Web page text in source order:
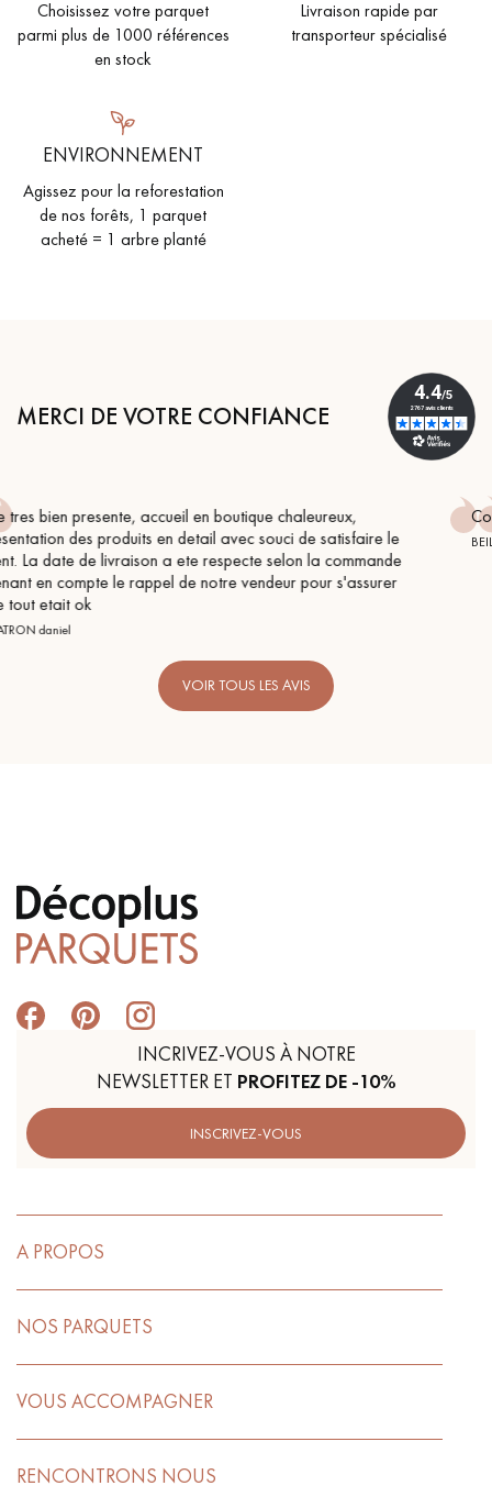
Choisissez votre parquet
parmi plus de 1000 références
en stock
Livraison rapide par
transporteur spécialisé
ENVIRONNEMENT
Agissez pour la reforestation
de nos forêts, 1 parquet
acheté = 1 arbre planté
MERCI DE VOTRE CONFIANCE
le
Conseil parfait, échanges fluides. Je recommande
BEILE FRANCK
VOIR TOUS LES AVIS
INCRIVEZ-VOUS À NOTRE
NEWSLETTER ET PROFITEZ DE -10%
INSCRIVEZ-VOUS
A PROPOS
NOS PARQUETS
VOUS ACCOMPAGNER
RENCONTRONS NOUS